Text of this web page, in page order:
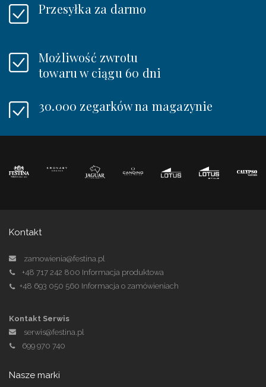
Przesyłka za darmo
Możliwość zwrotu
towaru w ciągu 60 dni
30.000 zegarków na magazynie
Kontakt
zamowienia@festina.pl
+48 717 242 800 Informacja produktowa
+48 693 050 560 Informacja o zamówieniach
Kontakt Serwis
serwis@festina.pl
699 970 740
Nasze marki